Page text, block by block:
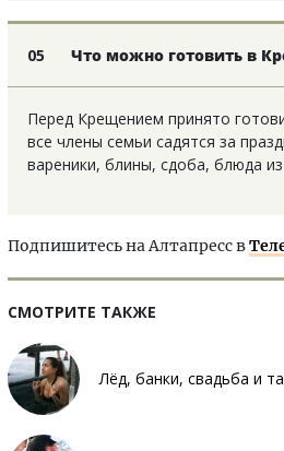
05 Что можно готовить в
Перед Крещением принято
все члены семьи садятся за
вареники, блины, сдоба, блюда
Подпишитесь на Алтапресс в
СМОТРИТЕ ТАКЖЕ
Лёд, банки, свадьба и